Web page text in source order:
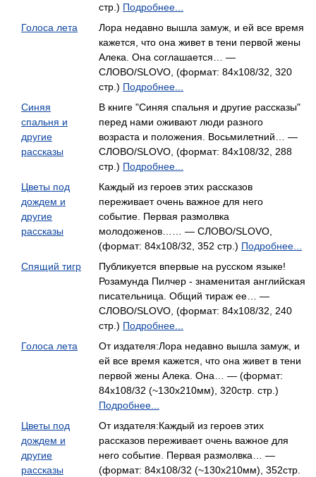
стр.) Подробнее...
Голоса лета
Лора недавно вышла замуж, и ей все время
кажется, что она живет в тени первой жены
Алека. Она соглашается… —
СЛОВО/SLOVO, (формат: 84x108/32, 320
стр.) Подробнее...
Синяя
спальня и
другие
рассказы
В книге "Синяя спальня и другие рассказы"
перед нами оживают люди разного
возраста и положения. Восьмилетний… —
СЛОВО/SLOVO, (формат: 84x108/32, 288
стр.) Подробнее...
Цветы под
дождем и
другие
рассказы
Каждый из героев этих рассказов
переживает очень важное для него
событие. Первая размолвка
молодоженов…… — СЛОВО/SLOVO,
(формат: 84x108/32, 352 стр.) Подробнее...
Спящий тигр
Публикуется впервые на русском языке!
Розамунда Пилчер - знаменитая английская
писательница. Общий тираж ее… —
СЛОВО/SLOVO, (формат: 84x108/32, 240
стр.) Подробнее...
Голоса лета
От издателя:Лора недавно вышла замуж, и
ей все время кажется, что она живет в тени
первой жены Алека. Она… — (формат:
84x108/32 (~130x210мм), 320стр. стр.)
Подробнее...
Цветы под
дождем и
другие
рассказы
От издателя:Каждый из героев этих
рассказов переживает очень важное для
него событие. Первая размолвка… —
(формат: 84x108/32 (~130x210мм), 352стр.